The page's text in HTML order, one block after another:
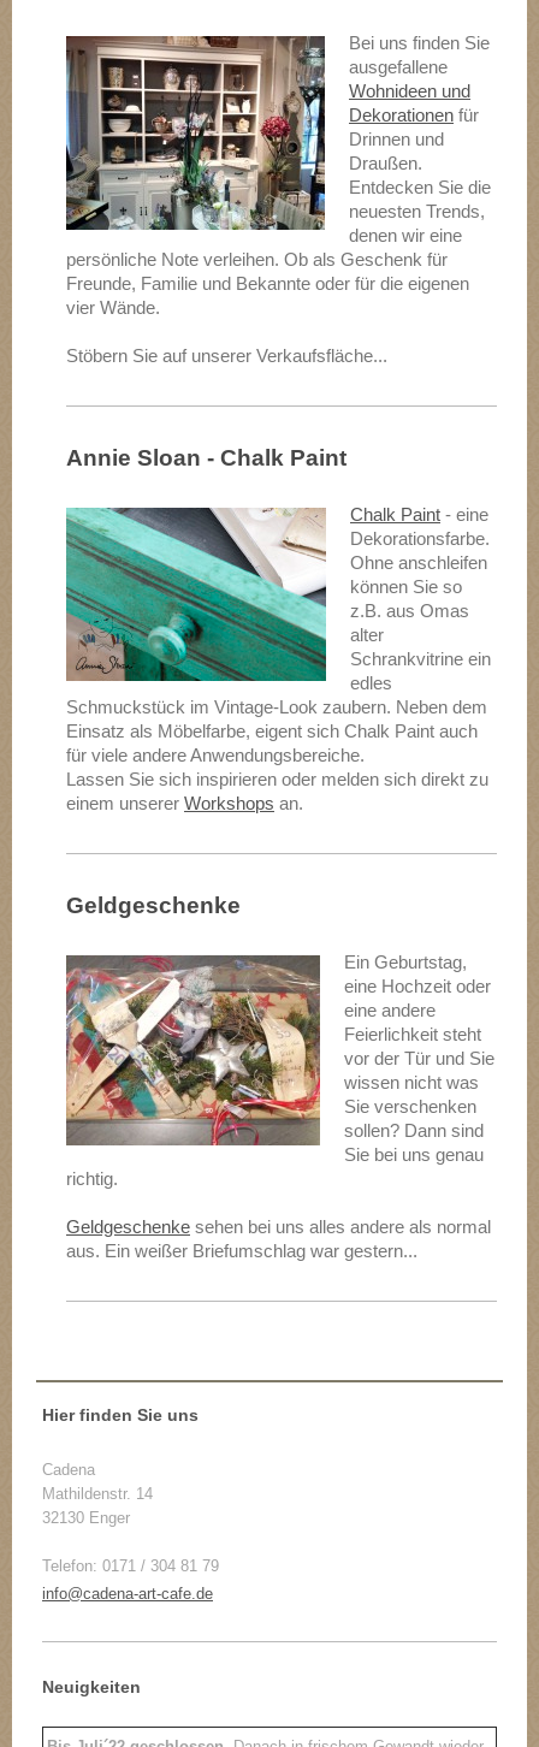
Bei uns finden Sie
ausgefallene
Wohnideen und
Dekorationen für
Drinnen und
Draußen.
Entdecken Sie die
neuesten Trends,
denen wir eine
persönliche Note verleihen. Ob als Geschenk für
Freunde, Familie und Bekannte oder für die eigenen
vier Wände.
Stöbern Sie auf unserer Verkaufsfläche...
Annie Sloan - Chalk Paint
Chalk Paint - eine
Dekorationsfarbe.
Ohne anschleifen
können Sie so
z.B. aus Omas
alter
Schrankvitrine ein
edles
Schmuckstück im Vintage-Look zaubern. Neben dem
Einsatz als Möbelfarbe, eigent sich Chalk Paint auch
für viele andere Anwendungsbereiche.
Lassen Sie sich inspirieren oder melden sich direkt zu
einem unserer Workshops an.
Geldgeschenke
Ein Geburtstag,
eine Hochzeit oder
eine andere
Feierlichkeit steht
vor der Tür und Sie
wissen nicht was
Sie verschenken
sollen? Dann sind
Sie bei uns genau
richtig.
Geldgeschenke sehen bei uns alles andere als normal
aus. Ein weißer Briefumschlag war gestern...
Hier finden Sie uns
Cadena
Mathildenstr. 14
32130 Enger
Telefon: 0171 / 304 81 79
info@cadena-art-cafe.de
Neuigkeiten